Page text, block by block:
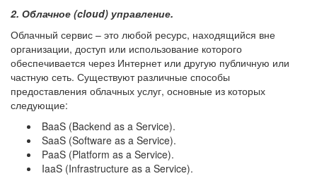
2. Облачное (cloud) управление.
Облачный сервис – это любой ресурс, находящийся вне
организации, доступ или использование которого
обеспечивается через Интернет или другую публичную или
частную сеть. Существуют различные способы
предоставления облачных услуг, основные из которых
следующие:
BaaS (Backend as a Service).
SaaS (Software as a Service).
PaaS (Platform as a Service).
IaaS (Infrastructure as a Service).